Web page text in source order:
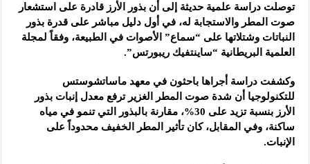
توصلت دراسة علمية حديثة إلى أن بذور الأرز قادرة على استشعار
صوت المطر والاستجابة له، في أول دليل مباشر على قدرة بذور
النباتات وشتلاتها على “سماع” الأصوات في الطبيعة، وفقاً لمجلة
العلمية البريطانية “ساينتفيك ريبورتس”.
وكشفت دراسة أجراها باحثون في معهد ماساتشوستس
للتكنولوجيا أن شدة صوت المطر الغزير ترفع معدل إنبات بذور
الأرز بنسبة تزيد على 30%، مقارنة بالبذور التي تنمو في مياه
ساكنة، وفي المقابل، كان تأثير المطر الخفيف محدوداً على
الإنبات.